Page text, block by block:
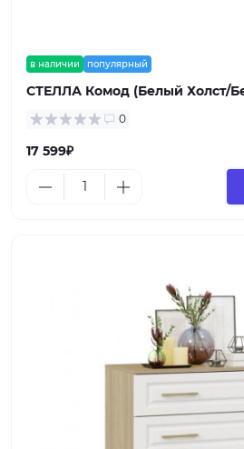
в наличии популярный
СТЕЛЛА Комод (Белый Холст/
0
17 599₽